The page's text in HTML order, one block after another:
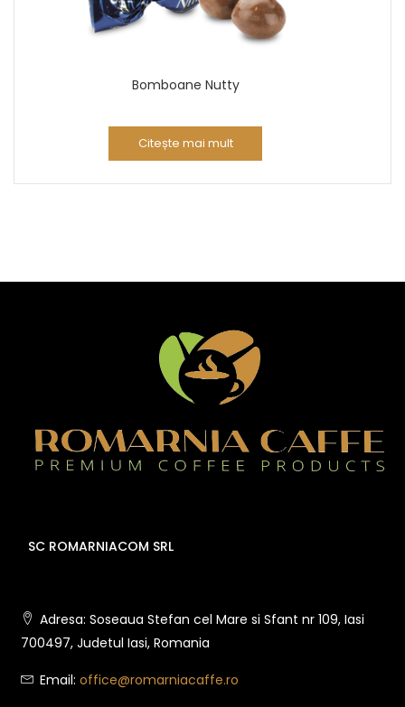
Bomboane Nutty
Citește mai mult
SC ROMARNIACOM SRL
Adresa: Soseaua Stefan cel Mare si Sfant nr 109, Iasi
700497, Judetul Iasi, Romania
Email: office@romarniacaffe.ro